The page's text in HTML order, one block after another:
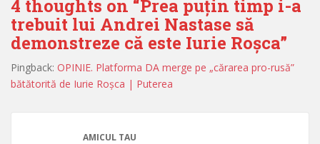
4 thoughts on “Prea puțin timp i-a
trebuit lui Andrei Nastase să
demonstreze că este Iurie Roșca”
Pingback: OPINIE. Platforma DA merge pe „cărarea pro-rusă”
bătătorită de Iurie Roșca | Puterea
AMICUL TAU